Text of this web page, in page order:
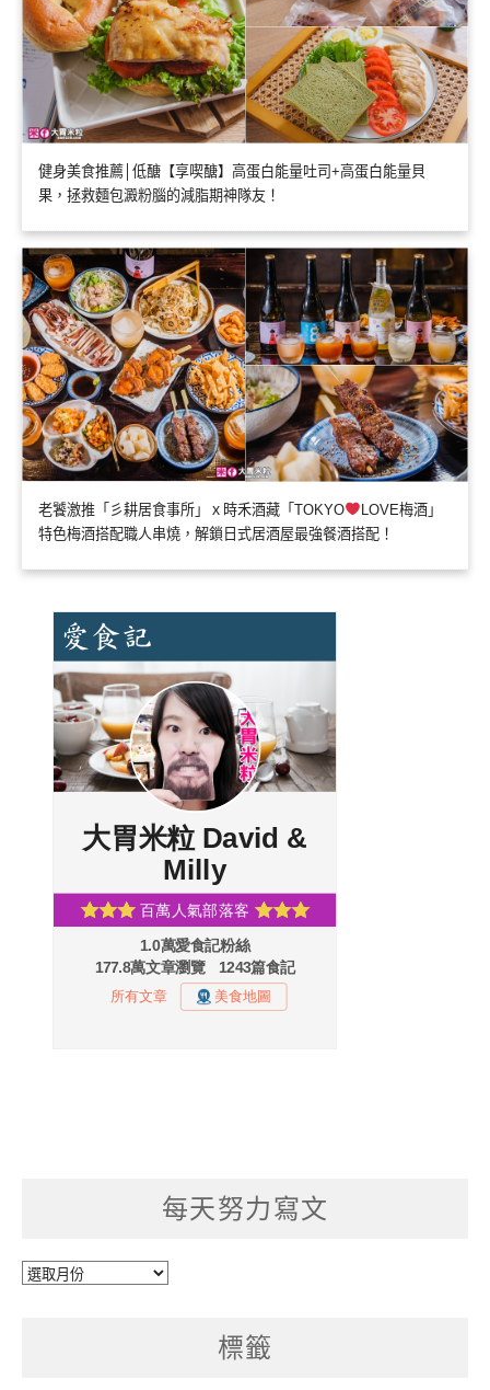
健身美食推薦│低醣【享喫醣】高蛋白能量吐司+高蛋白能量貝
果，拯救麵包澱粉腦的減脂期神隊友！
老饕激推「彡耕居食事所」ｘ時禾酒藏「TOKYO
LOVE梅酒」
特色梅酒搭配職人串燒，解鎖日式居酒屋最強餐酒搭配！
每天努力寫文
每
標籤